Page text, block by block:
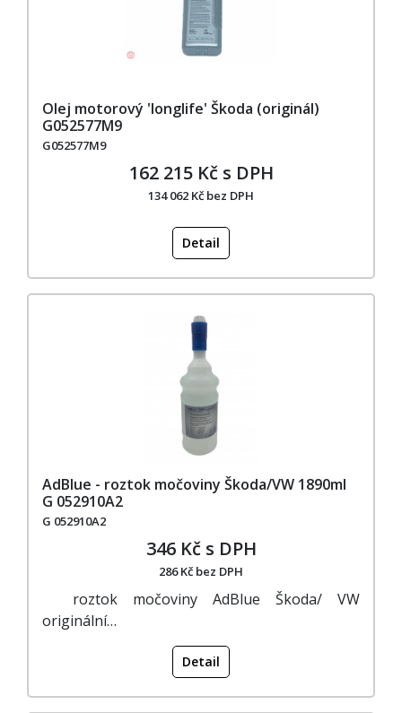
Olej motorový 'longlife' Škoda (originál)
G052577M9
G052577M9
162 215 Kč s DPH
134 062 Kč bez DPH
Detail
AdBlue - roztok močoviny Škoda/VW 1890ml
G 052910A2
G 052910A2
346 Kč s DPH
286 Kč bez DPH
roztok močoviny AdBlue Škoda/ VW
originální…
Detail